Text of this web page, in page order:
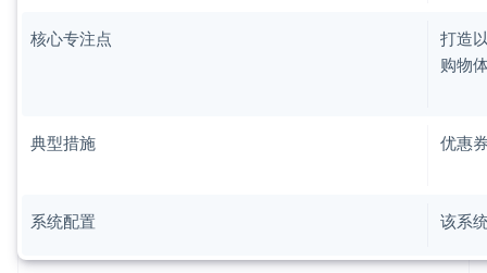
核心专注点
打造
购物
典型措施 优惠
系统配置 该系